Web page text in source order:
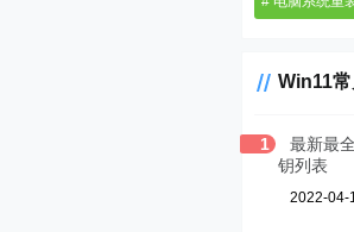
Win11
1
最新最
钥列表
2022-04-